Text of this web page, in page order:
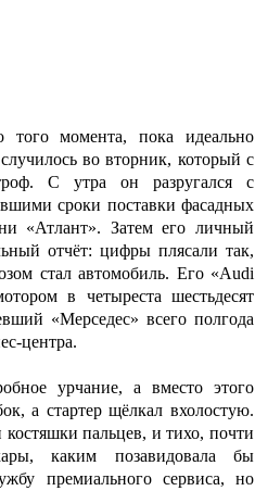
момента, пока идеально
во вторник, который с
С утра он разругался с
сроки поставки фасадных
«Атлант». Затем его личный
отчёт: цифры плясали так,
стал автомобиль. Его «Audi
в четыреста шестьдесят
«Мерседес» всего полгода
центра.
урчание, а вместо этого
а стартер щёлкал вхолостую.
пальцев, и тихо, почти
каким позавидовала бы
премиального сервиса, но